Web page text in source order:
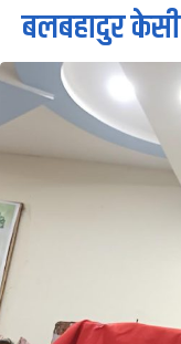
बलबहादुर केसी